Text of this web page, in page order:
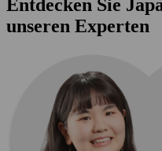
Entdecken Sie
unseren Experten